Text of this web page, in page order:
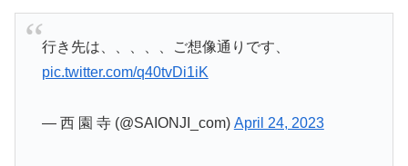
行き先は、、、、、ご想像通りです、
pic.twitter.com/q40tvDi1iK
— 西 園 寺 (@SAIONJI_com) April 24, 2023